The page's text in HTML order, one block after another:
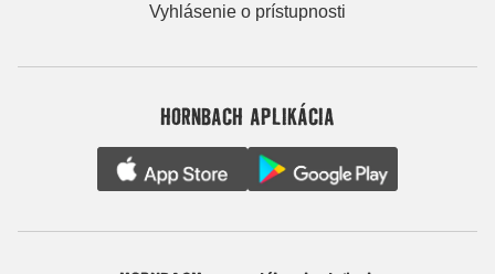
Vyhlásenie o prístupnosti
HORNBACH APLIKÁCIA